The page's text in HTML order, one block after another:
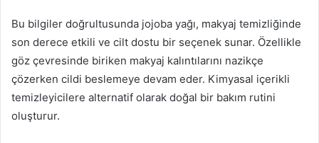
Bu bilgiler doğrultusunda jojoba yağı, makyaj temizliğinde
son derece etkili ve cilt dostu bir seçenek sunar. Özellikle
göz çevresinde biriken makyaj kalıntılarını nazikçe
çözerken cildi beslemeye devam eder. Kimyasal içerikli
temizleyicilere alternatif olarak doğal bir bakım rutini
oluşturur.